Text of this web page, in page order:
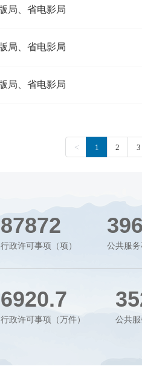
87872
行政许可事项（项） 公共服
6920.7
行政许可事项（万件） 公共